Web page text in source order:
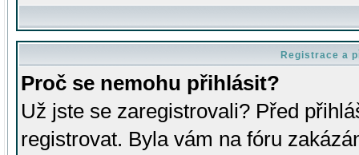
Registrace a
Proč se nemohu přihlásit?
Už jste se zaregistrovali? Před
registrovat. Byla vám na fóru